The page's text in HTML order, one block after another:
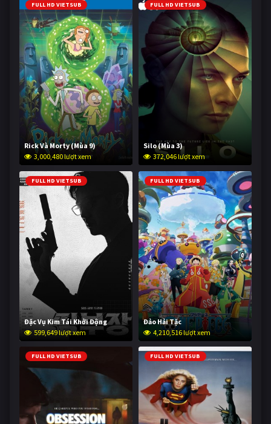
FULL HD VIETSUB
Rick Và Morty (Mùa 9)
3,000,480 lượt xem
FULL HD VIETSUB
Silo (Mùa 3)
372,046 lượt xem
FULL HD VIETSUB
Đặc Vụ Kim Tái Khởi Động
599,649 lượt xem
FULL HD VIETSUB
Đảo Hải Tặc
4,210,516 lượt xem
FULL HD VIETSUB FULL HD VIETSUB